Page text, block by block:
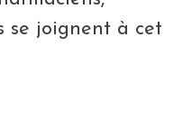
se joignent à cet